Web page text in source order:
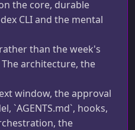
the core, durable
CLI and the mental
than the week's
architecture, the
window, the approval
`AGENTS.md`, hooks,
the